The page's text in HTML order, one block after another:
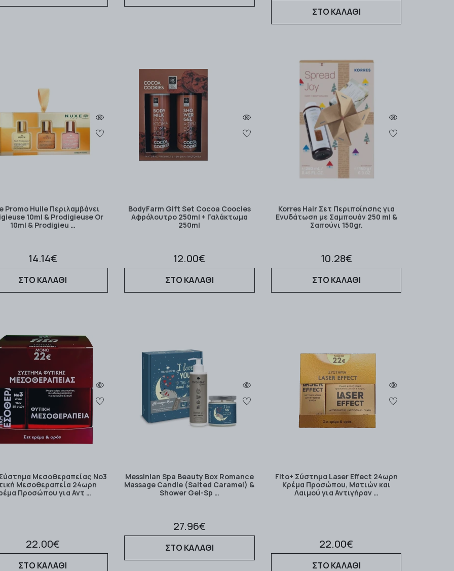
ΣΤΟ ΚΑΛΑΘΙ
Promo Huile Περιλαμβάνει
10ml & Prodigieuse Or
10ml & Prodigieu …
14.14€
ΣΤΟ ΚΑΛΑΘΙ
BodyFarm Gift Set Cocoa Coocies
Αφρόλουτρο 250ml + Γαλάκτωμα
250ml
12.00€
ΣΤΟ ΚΑΛΑΘΙ
Korres Hair Σετ Περιποίησης για
Ενυδάτωση με Σαμπουάν 250 ml &
Σαπούνι 150gr.
10.28€
ΣΤΟ ΚΑΛΑΘΙ
Μεσοθεραπείας Νο3
Μεσοθεραπεία 24ωρη
Προσώπου για Αντ …
22.00€
ΣΤΟ ΚΑΛΑΘΙ
Messinian Spa Beauty Box Romance
Massage Candle (Salted Caramel) &
Shower Gel-Sp …
27.96€
ΣΤΟ ΚΑΛΑΘΙ
Fito+ Σύστημα Laser Effect 24ωρη
Κρέμα Προσώπου, Ματιών και
Λαιμού για Αντιγήραν …
22.00€
ΣΤΟ ΚΑΛΑΘΙ